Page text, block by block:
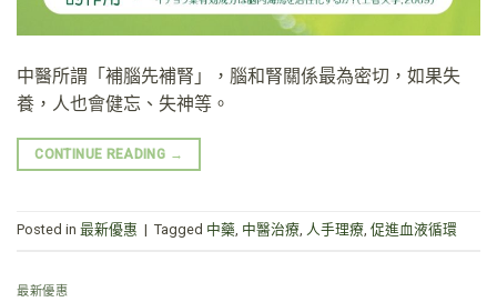
中醫所謂「補腦先補腎」，腦和腎關係最為密切，如果失
養，人也會健忘、失神等。
CONTINUE READING →
Posted in 最新優惠 | Tagged 中藥, 中醫治療, 人手理療, 促進血液循環
最新優惠